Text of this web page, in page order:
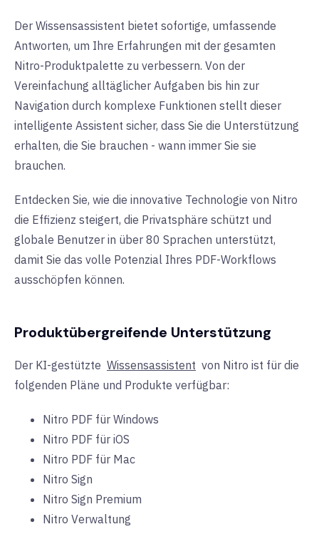
Der Wissensassistent bietet sofortige, umfassende
Antworten, um Ihre Erfahrungen mit der gesamten
Nitro-Produktpalette zu verbessern. Von der
Vereinfachung alltäglicher Aufgaben bis hin zur
Navigation durch komplexe Funktionen stellt dieser
intelligente Assistent sicher, dass Sie die Unterstützung
erhalten, die Sie brauchen - wann immer Sie sie
brauchen.
Entdecken Sie, wie die innovative Technologie von Nitro
die Effizienz steigert, die Privatsphäre schützt und
globale Benutzer in über 80 Sprachen unterstützt,
damit Sie das volle Potenzial Ihres PDF-Workflows
ausschöpfen können.
Produktübergreifende Unterstützung
Der KI-gestützte Wissensassistent von Nitro ist für die
folgenden Pläne und Produkte verfügbar:
Nitro PDF für Windows
Nitro PDF für iOS
Nitro PDF für Mac
Nitro Sign
Nitro Sign Premium
Nitro Verwaltung